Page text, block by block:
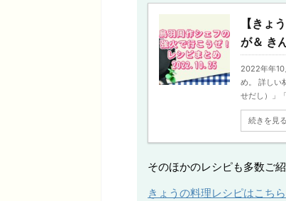
【きょ
が＆ き
2022年年10
め。 詳しい
せだし）」
続きを見る
そのほかのレシピも多数ご紹
きょうの料理レシピはこちら